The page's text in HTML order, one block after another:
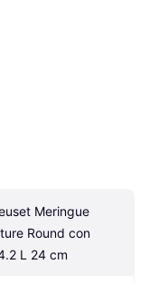
Meringue
Round con
L 24 cm